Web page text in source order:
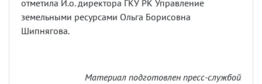
отметила И.о. директора ГКУ РК Управление
земельными ресурсами Ольга Борисовна
Шипнягова.
Материал подготовлен пресс-службой